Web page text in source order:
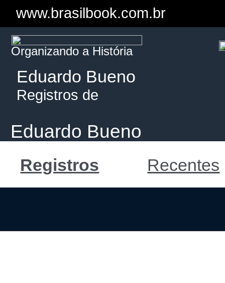
www.brasilbook.com.br
Organizando a História
Eduardo Bueno
Registros de
Eduardo Bueno
Registros Recentes